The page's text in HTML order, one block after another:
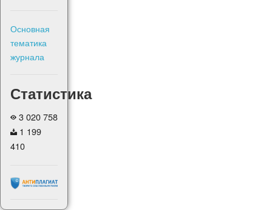
Основная
тематика
журнала
Статистика
3 020 758
1 199
410